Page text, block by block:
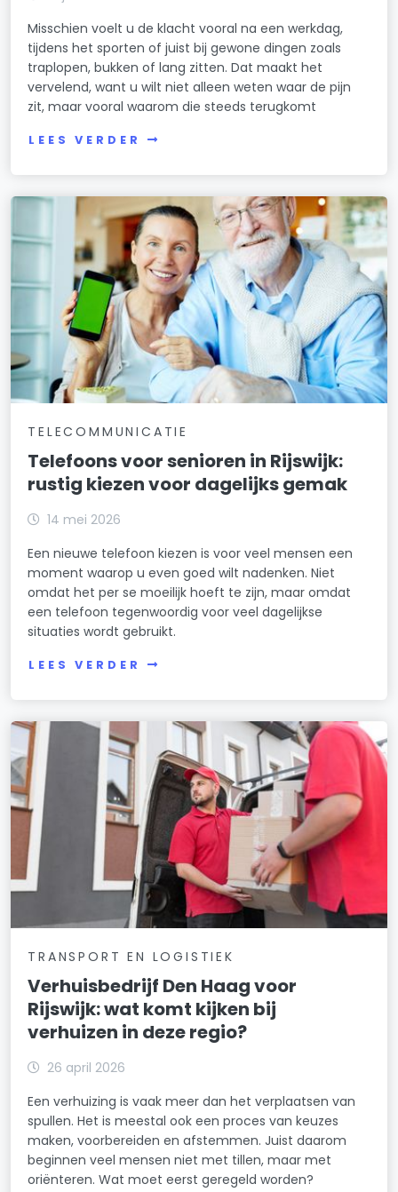
Misschien voelt u de klacht vooral na een werkdag,
tijdens het sporten of juist bij gewone dingen zoals
traplopen, bukken of lang zitten. Dat maakt het
vervelend, want u wilt niet alleen weten waar de pijn
zit, maar vooral waarom die steeds terugkomt
LEES VERDER
TELECOMMUNICATIE
Telefoons voor senioren in Rijswijk:
rustig kiezen voor dagelijks gemak
14 mei 2026
Een nieuwe telefoon kiezen is voor veel mensen een
moment waarop u even goed wilt nadenken. Niet
omdat het per se moeilijk hoeft te zijn, maar omdat
een telefoon tegenwoordig voor veel dagelijkse
situaties wordt gebruikt.
LEES VERDER
TRANSPORT EN LOGISTIEK
Verhuisbedrijf Den Haag voor
Rijswijk: wat komt kijken bij
verhuizen in deze regio?
26 april 2026
Een verhuizing is vaak meer dan het verplaatsen van
spullen. Het is meestal ook een proces van keuzes
maken, voorbereiden en afstemmen. Juist daarom
beginnen veel mensen niet met tillen, maar met
oriënteren. Wat moet eerst geregeld worden?